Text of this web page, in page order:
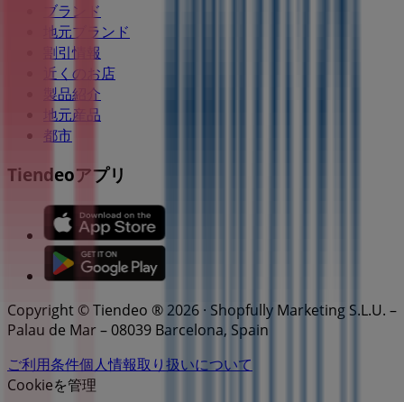
ブランド
地元ブランド
割引情報
近くのお店
製品紹介
地元産品
都市
Tiendeoアプリ
Copyright © Tiendeo ® 2026 · Shopfully Marketing S.L.U. –
Palau de Mar – 08039 Barcelona, Spain
ご利用条件個人情報取り扱いについて
Cookieを管理